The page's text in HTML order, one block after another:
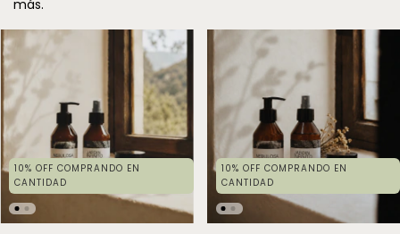
más.
10% OFF COMPRANDO EN
CANTIDAD
10% OFF COMPRANDO EN
CANTIDAD